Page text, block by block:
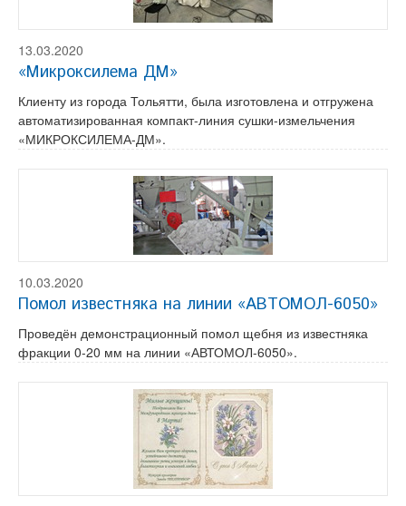
13.03.2020
«Микроксилема ДМ»
Клиенту из города Тольятти, была изготовлена и отгружена
автоматизированная компакт-линия сушки-измельчения
«МИКРОКСИЛЕМА-ДМ».
10.03.2020
Помол известняка на линии «АВТОМОЛ-6050»
Проведён демонстрационный помол щебня из известняка
фракции 0-20 мм на линии «АВТОМОЛ-6050».